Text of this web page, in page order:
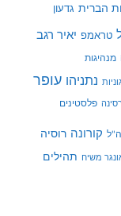
הברית גדעון
טראמפ יאיר רגב
מנהיגות
נתניהו עופר
פלסטינים
קורונה רוסיה
משיח תהילים